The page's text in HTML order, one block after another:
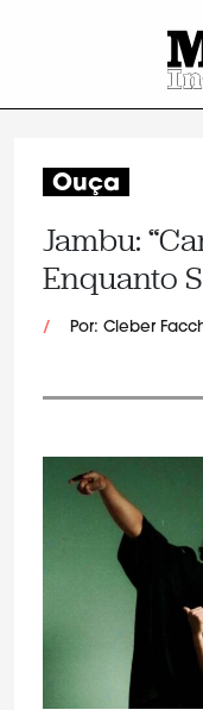
Ouça
Jambu:
Enquanto
/ Por: Cleber